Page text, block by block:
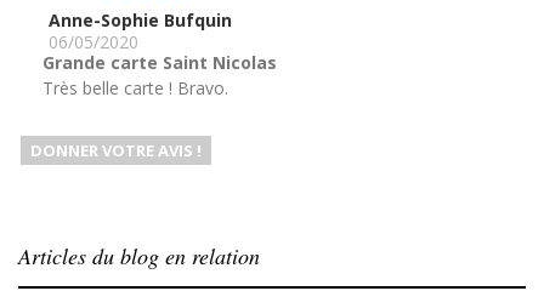
Anne-Sophie Bufquin
06/05/2020
Grande carte Saint Nicolas
Très belle carte ! Bravo.
DONNER VOTRE AVIS !
Articles du blog en relation